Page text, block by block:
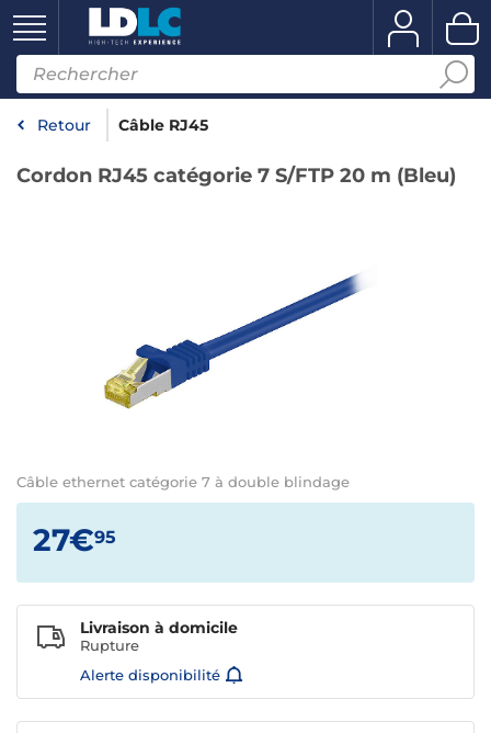
Retour Câble RJ45
Cordon RJ45 catégorie 7 S/FTP 20 m (Bleu)
Câble ethernet catégorie 7 à double blindage
27€95
Livraison à domicile
Rupture
Alerte disponibilité